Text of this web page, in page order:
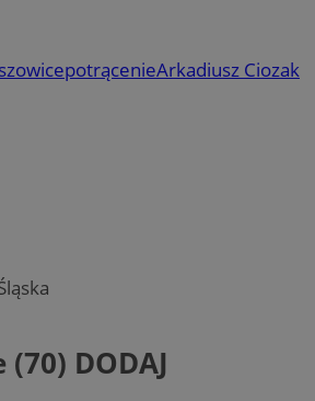
potrącenieArkadiusz Ciozak
(70) DODAJ